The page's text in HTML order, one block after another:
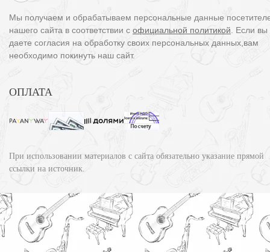
Мы получаем и обрабатываем персональные данные
нашего сайта в соответствии с официальной политикой . Если
даете согласия на обработку своих персональных данных,вам
необходимо покинуть наш сайт.
ОПЛАТА
При использовании материалов с сайта обязательно указание прямой
ссылки на источник.